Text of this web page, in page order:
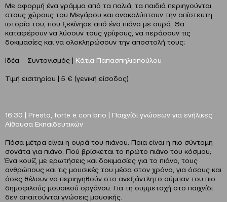
Με αφορμή ένα γράμμα από τα παλιά, τα παιδιά περιηγούνται
στους χώρους του Μεγάρου και ανακαλύπτουν την απίστευτη
ιστορία του, που ξεκίνησε από ένα πιάνο με ουρά. Θα
καταφέρουν να λύσουν τους γρίφους, να περάσουν τις
δοκιμασίες και να ολοκληρώσουν την αποστολή τους;
Ιδέα – Συντονισμός | Κάτια Παπασπηλιοπούλου
Τιμή εισιτηρίου | 5 € (γενική είσοδος)
16:30 | Presto forte e con brio | Παιχνίδι γνώσεων για ενήλικες
Αίθουσα Εκπαιδευτικών
Πόσα μέτρα είναι η ουρά του πιάνου; Ποια είναι η πιο σύντομη
σονάτα για πιάνο; Πού βρίσκεται το πρώτο πιάνο του κόσμου;
Ένα κουίζ με ερωτήσεις και δοκιμασίες για το πιάνο, τους
ανθρώπους και τις μουσικές του μέσα στον χρόνο, για όσους και
όσες θέλουν να περιηγηθούν στο ανεξάντλητο σύμπαν του πιο
δημοφιλούς μουσικού οργάνου. Για τη συμμετοχή στο παιχνίδι
δεν απαιτούνται γνώσεις μουσικής.